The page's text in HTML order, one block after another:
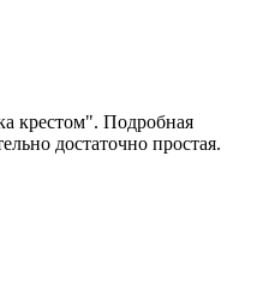
крестом". Подробная
достаточно простая.